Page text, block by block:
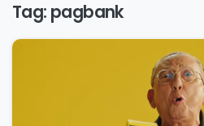
Tag: pagbank